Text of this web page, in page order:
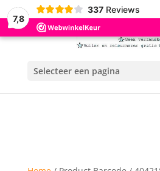
7,8
337 Reviews
Selecteer een pagina